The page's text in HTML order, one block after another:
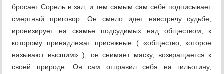
бросает Сорель в зал, и тем самым сам себе подписывает
смертный приговор. Он смело идет навстречу судьбе,
иронизирует на скамье подсудимых над обществом, к
которому принадлежат присяжные ( «общество, которое
называют высшим» ), он снимает маску, возвращается к
своей природе. Он сам отправил себя на гильотину,